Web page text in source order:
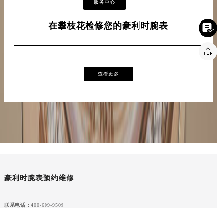
服务中心
在攀枝花检修您的豪利时腕表
查看更多
豪利时腕表预约维修
联系电话： 400-609-9509

